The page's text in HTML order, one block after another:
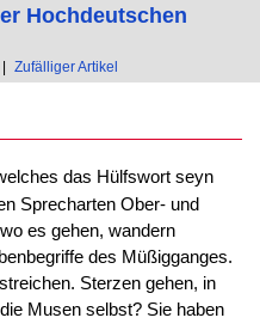
Hochdeutschen
Zufälliger Artikel
das Hülfswort seyn
Sprecharten Ober- und
es gehen, wandern
des Müßigganges.
Sterzen gehen, in
Musen selbst? Sie haben